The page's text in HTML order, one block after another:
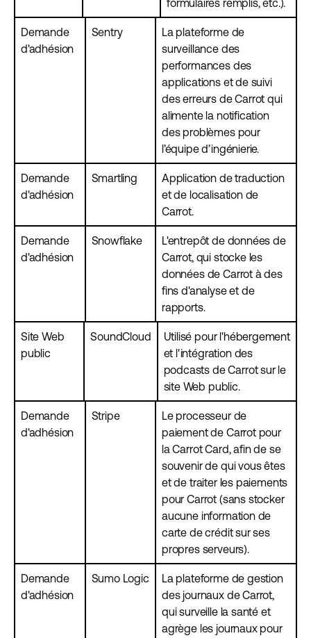
formulaires remplis, etc.).
Demande
d'adhésion
Sentry
La plateforme de
surveillance des
performances des
applications et de suivi
des erreurs de Carrot qui
alimente la notification
des problèmes pour
l’équipe d’ingénierie.
Demande
d'adhésion
Smartling
Application de traduction
et de localisation de
Carrot.
Demande
d'adhésion
Snowflake
L'entrepôt de données de
Carrot, qui stocke les
données de Carrot à des
fins d'analyse et de
rapports.
Site Web
public
SoundCloud
Utilisé pour l'hébergement
et l'intégration des
podcasts de Carrot sur le
site Web public.
Demande
d'adhésion
Stripe
Le processeur de
paiement de Carrot pour
la Carrot Card, afin de se
souvenir de qui vous êtes
et de traiter les paiements
pour Carrot (sans stocker
aucune information de
carte de crédit sur ses
propres serveurs).
Demande
d'adhésion
Sumo Logic
La plateforme de gestion
des journaux de Carrot,
qui surveille la santé et
agrège les journaux pour